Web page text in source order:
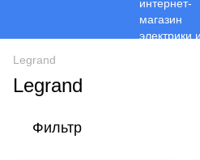
Legrand
Legrand
Фильтр